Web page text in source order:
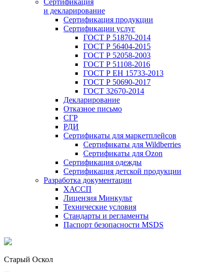
Сертификация
и декларирование
Сертификация продукции
Сертификации услуг
ГОСТ Р 51870-2014
ГОСТ Р 56404-2015
ГОСТ Р 52058-2003
ГОСТ Р 51108-2016
ГОСТ Р ЕН 15733-2013
ГОСТ Р 50690-2017
ГОСТ 32670-2014
Декларирование
Отказное письмо
СГР
РДИ
Сертификаты для маркетплейсов
Сертификаты для Wildberries
Сертификаты для Ozon
Сертификация одежды
Сертификация детской продукции
Разработка документации
ХАССП
Лицензия Минкульт
Технические условия
Стандарты и регламенты
Паспорт безопасности MSDS
Старый Оскол